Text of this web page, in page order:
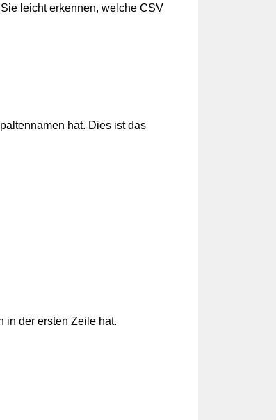
leicht erkennen, welche CSV
hat. Dies ist das
in der ersten Zeile hat.